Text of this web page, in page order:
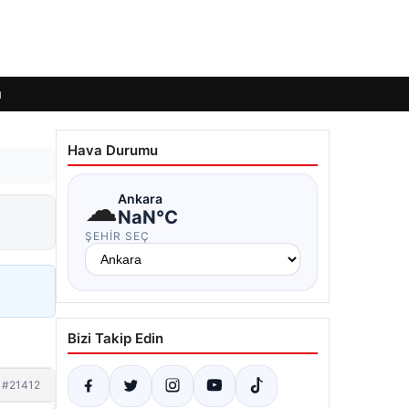
#21412
Hava Durumu
☁Ankara
NaN°C
ŞEHIR SEÇ
Bizi Takip Edin